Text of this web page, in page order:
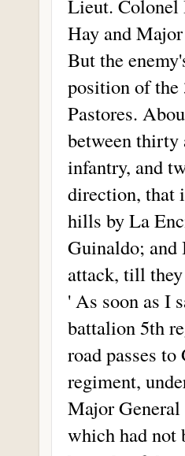
Lieut. Colonel
Hay and
But the
position of the
Pastores.
between thirty
infantry, and
direction, that
hills by La
Guinaldo; and
attack, till
' As soon as I
battalion 5th
road passes
regiment,
Major
which had not